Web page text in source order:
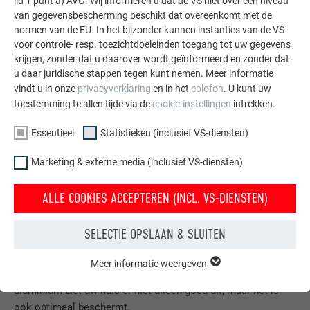
Gratis brochures bestellen
Daken, gevels, zonnepanelen, dakafvoersystemen &
aluminium ziet uw huis er niet alleen goed uit, maar het is
ook optimaal beschermt.
van gegevensbescherming beschikt dat overeenkomt met de
normen van de EU. In het bijzonder kunnen instanties van de VS
voor controle- resp. toezichtdoeleinden toegang tot uw gegevens
krijgen, zonder dat u daarover wordt geïnformeerd en zonder dat
u daar juridische stappen tegen kunt nemen. Meer informatie
vindt u in onze privacyverklaring en in het colofon. U kunt uw
toestemming te allen tijde via decookie-instellingen intrekken.
Essentieel Statistieken (inclusief VS-diensten)
Marketing & externe media (inclusief VS-diensten)
ALLE COOKIES ACCEPTEREN (INCL. VS-DIENSTEN)
SELECTIE OPSLAAN & SLUITEN
van de website. Hierdoor wordt gewaarborgd dat de website
Meer informatie weergeven